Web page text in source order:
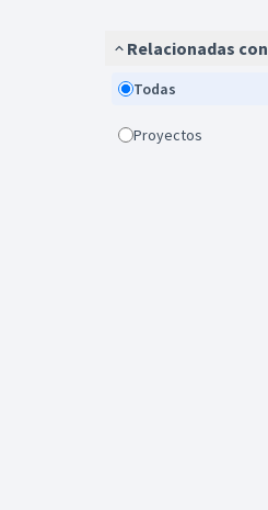
Relacionadas con
Todas
Proyectos